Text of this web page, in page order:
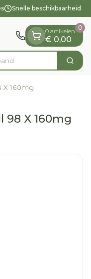
Snelle beschikbaarheid
Zoek
0 artikelen
€ 0,00
0
X 160mg
98 X 160mg